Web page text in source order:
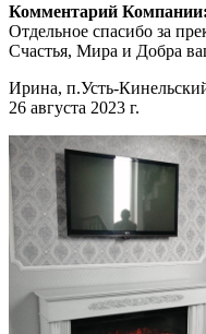
Комментарий Компании:
Отдельное спасибо за
Счастья, Мира и Добра
Ирина, п.Усть-
26 августа 2023 г.